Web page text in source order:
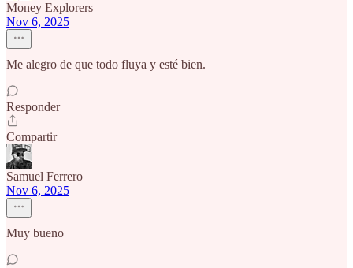
Money Explorers
Nov 6, 2025
Me alegro de que todo fluya y esté bien.
Responder
Compartir
Samuel Ferrero
Nov 6, 2025
Muy bueno